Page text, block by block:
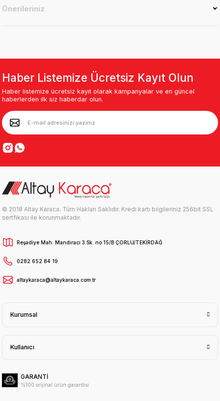
Önerileriniz
Haber Listemize Ücretsiz Kayıt Olun
Haber listemize ücretsiz kayıt olarak kampanyalar ve en güncel
haberlerden ilk siz haberdar olun.
© 2018 Altay Karaca. Tüm Hakları Saklıdır. Kredi kartı bilgileriniz 256bit SSL
sertfikası ile korunmaktadır.
Reşadiye Mah. Mandıracı 3.Sk. no:15/B ÇORLU/TEKİRDAĞ
0282 652 84 19
altaykaraca@altaykaraca.com.tr
Kurumsal
Kullanıcı
GARANTİ
%100 orijinal ürün garantisi